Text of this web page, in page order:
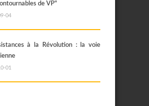
de VP"
04
à la Révolution : la voie
01